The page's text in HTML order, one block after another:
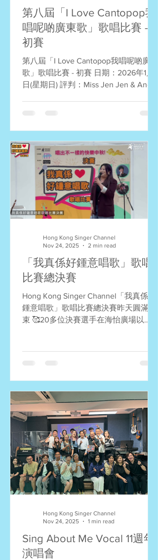
姚志強 離開以後 千禧年代歌曲組： 冠
軍：姚志強 K歌之王 亞軍：顏沛鈺 你有
心 季軍：何冠駒 時光機 2010年代歌曲
組： 冠軍：劉肇文 攝氏零度 亞軍：歐
煜朗 靈魂相認 季軍：張詠詩 犀利 2020
年代歌曲組： 冠軍：陶芷澄 企好 亞
軍：陳祉臻 會再見的 季軍：朱麗
第八屆「I Love Cantopop我
唱呢啲廣東歌」歌唱比賽 -
初賽
第八屆「I Love Cantopop我唱呢啲廣東
歌」歌唱比賽 - 初賽 日期：2026年1月4
日(星期日) 評判：Miss Jen Jen & Andy
「我真係好鍾意唱歌」歌唱
比賽總決賽
Hong Kong Singer Channel「我真係好
鍾意唱歌」歌唱比賽總決賽昨天圓滿結
束 🥰20多位決賽選手在海怡廣場以
鏘 - 資深監製及音樂製作人 李泇霖 -
Hong Kong Singer Channel創辦人、流
行歌手及資深歌唱導師 黃文漢 - Hong
Kong Singer Channel總編輯及資深導師
得獎結果： ⭐️全場總冠軍：崔明德
(Sometimes When We Touch) 評判特選
獎 (羅金榮)：陳國華 (天際) 評判特選獎
(徐洛鏘)：郭曉瑩 (至少還有你) 評判特
選獎 (李泇霖)：張心心 (幸運是我) 評判
特選獎 (黃文漢)：張心心 (幸運是我) ⭐️
- 關家俊 (浮誇) 季軍 - 林凱嵐 (林凱嵐) 優
異獎 - 蘇鍵朗 (繼續走) 優異獎 - 李慧瑩
(祝君好) ⭐️飛躍組 冠軍 - 林秀麗 (傾城)
Hong Kong Singer Channel
Nov 24, 2025
2 min read
Sing About Me Vocal 11週年
演唱會
Hong Kong Singer Channel
Nov 24, 2025
1 min read